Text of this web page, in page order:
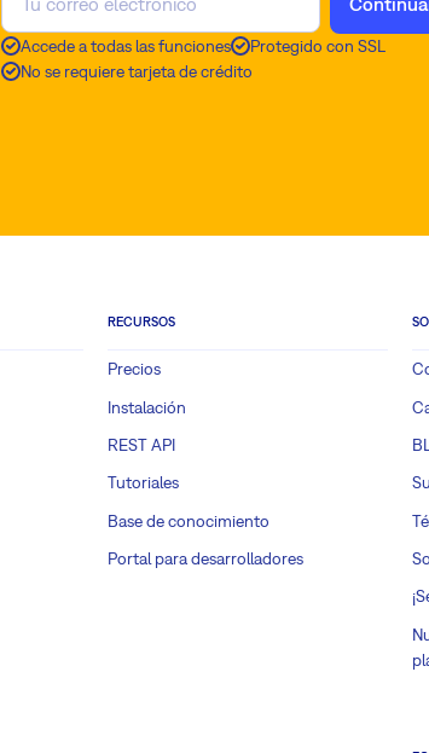
Accede a todas las funciones
Protegido con SSL
No se requiere tarjeta de crédito
RECURSOS
Precios
Instalación
REST API
Tutoriales
Base de conocimiento
Portal para desarrolladores